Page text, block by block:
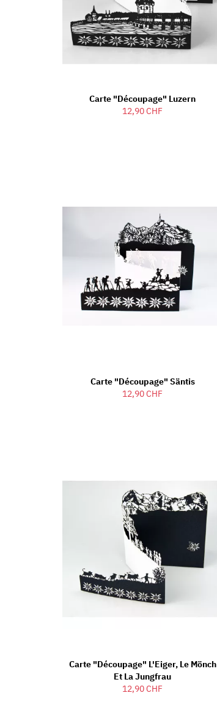
Carte "découpage" Luzern
12,90 CHF
Carte "découpage" Säntis
12,90 CHF
Carte "découpage" L'Eiger, Le Mönch
Et La Jungfrau
12,90 CHF